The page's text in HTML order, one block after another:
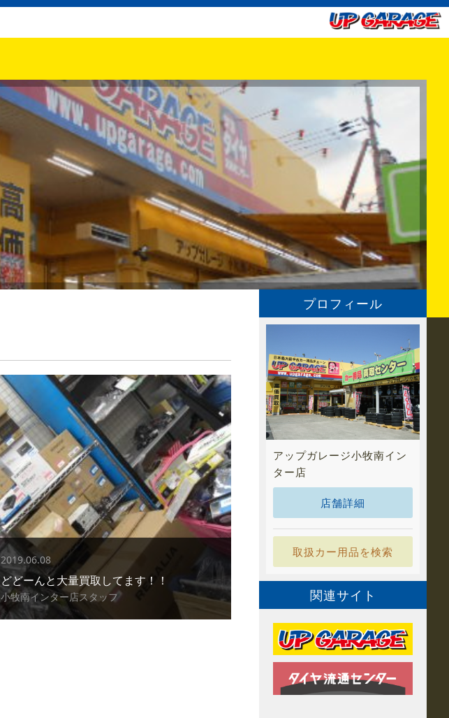
2019.06.08
どどーんと大量買取してます！！
小牧南インター店スタッフ
プロフィール
アップガレージ小牧南イン
ター店
店舗詳細
取扱カー用品を検索
関連サイト